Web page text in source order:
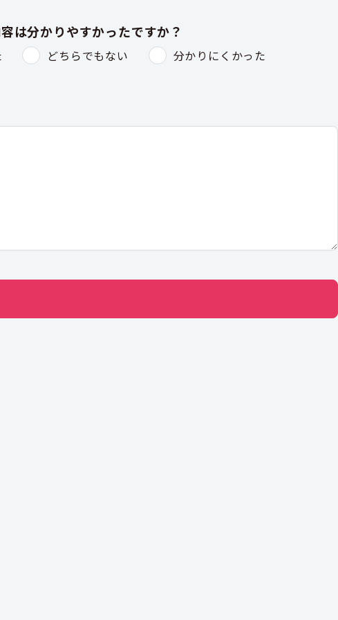
は分かりやすかったですか？
どちらでもない 分かりにくかった